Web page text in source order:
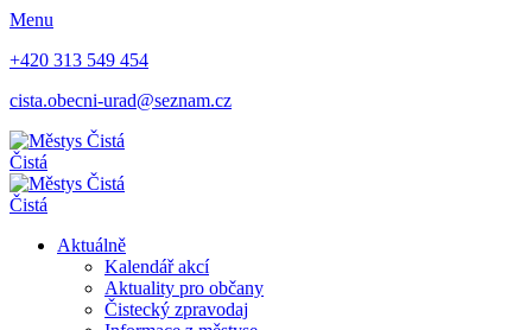
Menu
+420 313 549 454
cista.obecni-urad@seznam.cz
Čistá
Čistá
Aktuálně
Kalendář akcí
Aktuality pro občany
Čistecký zpravodaj